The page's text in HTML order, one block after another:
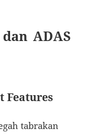
ADAS
Features
tabrakan